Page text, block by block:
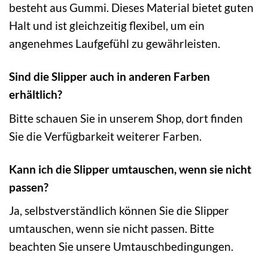
besteht aus Gummi. Dieses Material bietet guten
Halt und ist gleichzeitig flexibel, um ein
angenehmes Laufgefühl zu gewährleisten.
Sind die Slipper auch in anderen Farben
erhältlich?
Bitte schauen Sie in unserem Shop, dort finden
Sie die Verfügbarkeit weiterer Farben.
Kann ich die Slipper umtauschen, wenn sie nicht
passen?
Ja, selbstverständlich können Sie die Slipper
umtauschen, wenn sie nicht passen. Bitte
beachten Sie unsere Umtauschbedingungen.